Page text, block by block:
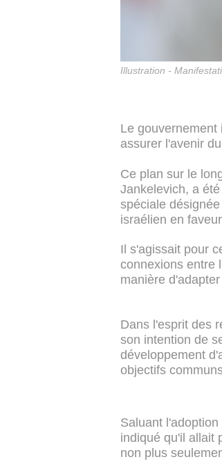
Illustration -
Le
assurer l'avenir
Ce plan sur le
Jankelevich, a
spéciale
israélien en
Il s'agissait pour
connexions entre
manière
Dans l'esprit des
son intention de
développement
objectifs
Saluant
indiqué qu'il allait
non plus